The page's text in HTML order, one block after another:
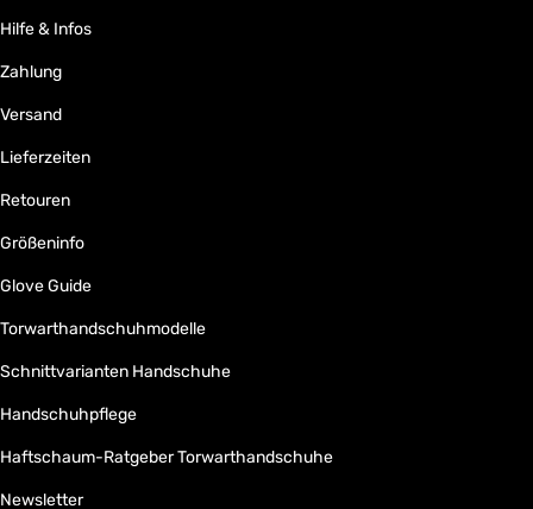
Hilfe & Infos
Zahlung
Versand
Lieferzeiten
Retouren
Größeninfo
Glove Guide
Torwarthandschuhmodelle
Schnittvarianten Handschuhe
Handschuhpflege
Haftschaum-Ratgeber Torwarthandschuhe
Newsletter